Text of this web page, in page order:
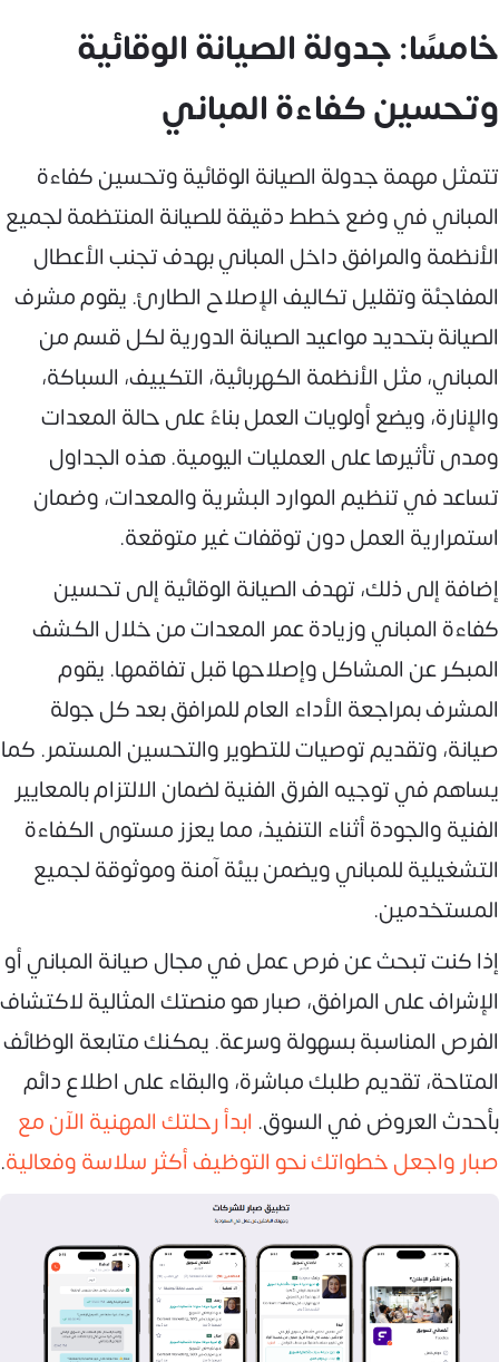
خامسًا: جدولة الصيانة الوقائية
وتحسين كفاءة المباني
تتمثل مهمة جدولة الصيانة الوقائية وتحسين كفاءة
المباني في وضع خطط دقيقة للصيانة المنتظمة لجميع
الأنظمة والمرافق داخل المباني بهدف تجنب الأعطال
المفاجئة وتقليل تكاليف الإصلاح الطارئ. يقوم مشرف
الصيانة بتحديد مواعيد الصيانة الدورية لكل قسم من
المباني، مثل الأنظمة الكهربائية، التكييف، السباكة،
والإنارة، ويضع أولويات العمل بناءً على حالة المعدات
ومدى تأثيرها على العمليات اليومية. هذه الجداول
تساعد في تنظيم الموارد البشرية والمعدات، وضمان
استمرارية العمل دون توقفات غير متوقعة.
إضافة إلى ذلك، تهدف الصيانة الوقائية إلى تحسين
كفاءة المباني وزيادة عمر المعدات من خلال الكشف
المبكر عن المشاكل وإصلاحها قبل تفاقمها. يقوم
المشرف بمراجعة الأداء العام للمرافق بعد كل جولة
صيانة، وتقديم توصيات للتطوير والتحسين المستمر. كما
يساهم في توجيه الفرق الفنية لضمان الالتزام بالمعايير
الفنية والجودة أثناء التنفيذ، مما يعزز مستوى الكفاءة
التشغيلية للمباني ويضمن بيئة آمنة وموثوقة لجميع
المستخدمين.
إذا كنت تبحث عن فرص عمل في مجال صيانة المباني أو
الإشراف على المرافق، صبار هو منصتك المثالية لاكتشاف
الفرص المناسبة بسهولة وسرعة. يمكنك متابعة الوظائف
المتاحة، تقديم طلبك مباشرة، والبقاء على اطلاع دائم
بأحدث العروض في السوق. ابدأ رحلتك المهنية الآن مع
صبار واجعل خطواتك نحو التوظيف أكثر سلاسة وفعالية.